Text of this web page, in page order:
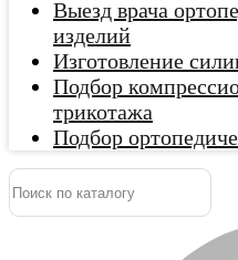
Выезд врача
изделий
Изготовление
Подбор
трикотажа
Подбор